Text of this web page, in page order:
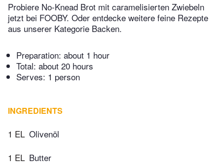
Probiere No-Knead Brot mit caramelisierten Zwiebeln
jetzt bei FOOBY. Oder entdecke weitere feine Rezepte
aus unserer Kategorie Backen.
Preparation: about 1 hour
Total: about 20 hours
Serves: 1 person
INGREDIENTS
1 EL Olivenöl
1 EL Butter